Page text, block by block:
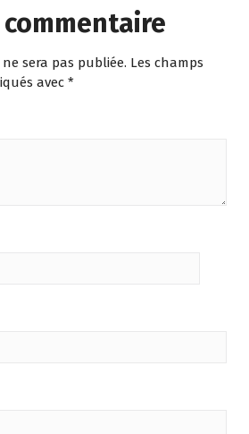
sera pas publiée. Les champs
avec *